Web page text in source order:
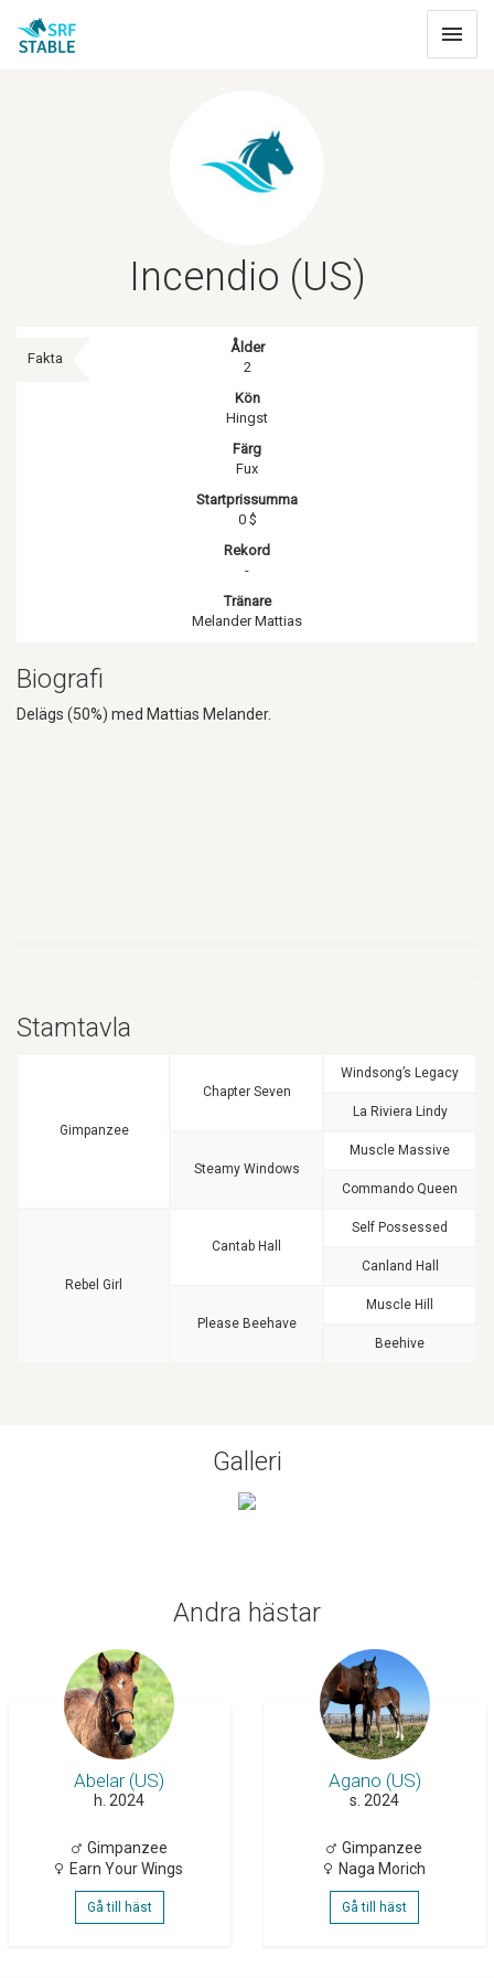
Toggle
Incendio (US)
Fakta
Ålder
2
Kön
Hingst
Färg
Fux
Startprissumma
0 $
Rekord
-
Tränare
Melander Mattias
Biografi
Delägs (50%) med Mattias Melander.
Stamtavla
Gimpanzee
Chapter Seven
Windsong’s Legacy
La Riviera Lindy
Steamy Windows
Muscle Massive
Commando Queen
Rebel Girl
Cantab Hall
Self Possessed
Canland Hall
Please Beehave
Muscle Hill
Beehive
Galleri
Andra hästar
Abelar (US)
h. 2024
Gimpanzee
Earn Your Wings
Gå till häst
Agano (US)
s. 2024
Gimpanzee
Naga Morich
Gå till häst